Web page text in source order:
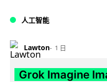
人工智能
Lawton 1 日
Grok Imagine